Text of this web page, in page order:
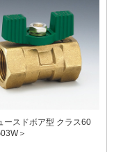
ースドボア型 クラス60
＞